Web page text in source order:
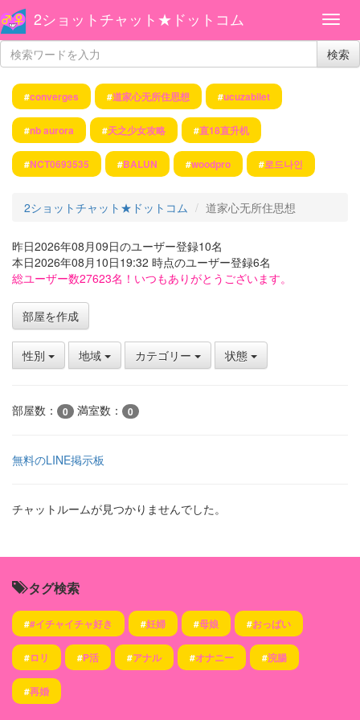
2ショットチャット★ドットコム
検索
#converges #道家心无所住思想 #ucuzabilet
#nb aurora #天之少女攻略 #直18直升机
#NCT0693535 #BALUN #woodpro #로드나인
2ショットチャット★ドットコム 道家心无所住思想
昨日2026年08月09日のユーザー登録10名
本日2026年08月10日19:32 時点のユーザー登録6名
総ユーザー数27623名！いつもありがとうございます。
部屋を作成
性別 地域 カテゴリー 状態
部屋数： 0 満室数： 0
無料のLINE掲示板
チャットルームが見つかりませんでした。
タグ検索
##イチャイチャ好き #妊婦 #母娘 #おっぱい
#ロリ #P活 #アナル #オナニー #浣腸
#再婚